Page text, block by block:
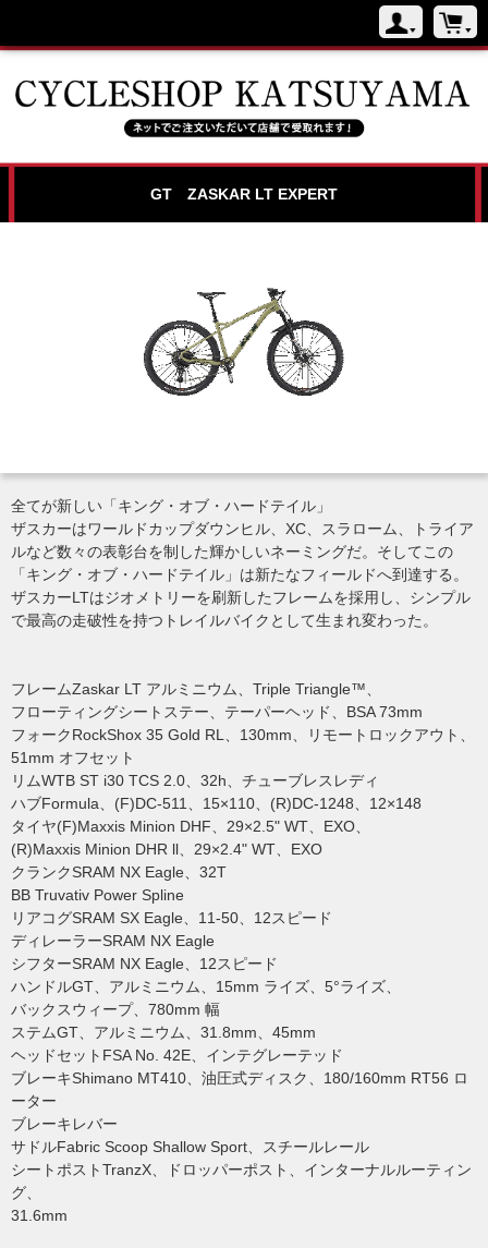
GT ZASKAR LT EXPERT
全てが新しい「キング・オブ・ハードテイル」
ザスカーはワールドカップダウンヒル、XC、スラローム、トライア
ルなど数々の表彰台を制した輝かしいネーミングだ。そしてこの
「キング・オブ・ハードテイル」は新たなフィールドへ到達する。
ザスカーLTはジオメトリーを刷新したフレームを採用し、シンプル
で最高の走破性を持つトレイルバイクとして生まれ変わった。
フレームZaskar LT アルミニウム、Triple Triangle™、
フローティングシートステー、テーパーヘッド、BSA 73mm
フォークRockShox 35 Gold RL、130mm、リモートロックアウト、
51mm オフセット
リムWTB ST i30 TCS 2.0、32h、チューブレスレディ
ハブFormula、(F)DC-511、15×110、(R)DC-1248、12×148
タイヤ(F)Maxxis Minion DHF、29×2.5" WT、EXO、
(R)Maxxis Minion DHR ll、29×2.4" WT、EXO
クランクSRAM NX Eagle、32T
BB Truvativ Power Spline
リアコグSRAM SX Eagle、11-50、12スピード
ディレーラーSRAM NX Eagle
シフターSRAM NX Eagle、12スピード
ハンドルGT、アルミニウム、15mm ライズ、5°ライズ、
バックスウィープ、780mm 幅
ステムGT、アルミニウム、31.8mm、45mm
ヘッドセットFSA No. 42E、インテグレーテッド
ブレーキShimano MT410、油圧式ディスク、180/160mm RT56 ロ
ーター
ブレーキレバー
サドルFabric Scoop Shallow Sport、スチールレール
シートポストTranzX、ドロッパーポスト、インターナルルーティン
グ、
31.6mm